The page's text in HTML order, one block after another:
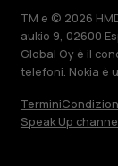
TM e © 2026
aukio 9, 02600
Global Oy è il
telefoni. Nokia è
Termini
Speak Up